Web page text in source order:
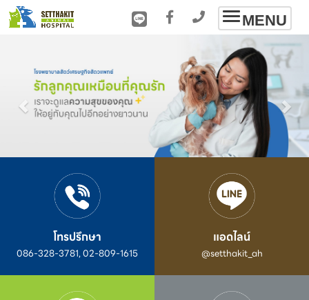
Toggle
navigation
MENU
โทรปรึกษา
086-328-3781, 02-809-1615
แอดไลน์
@setthakit_ah